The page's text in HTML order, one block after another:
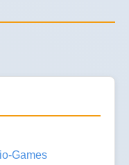
io-Games